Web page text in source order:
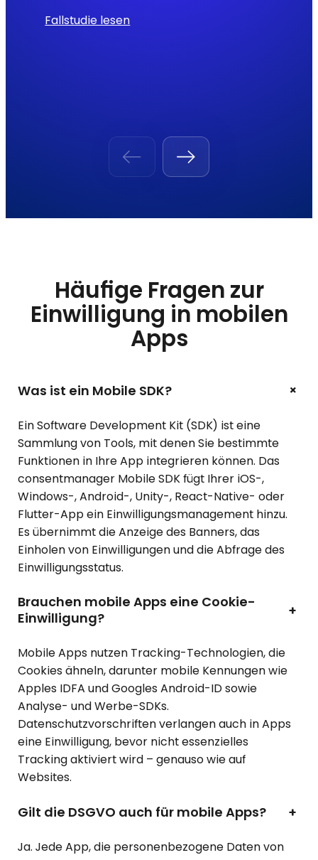
Fallstudie lesen
Häufige Fragen zur
Einwilligung in mobilen
Apps
Was ist ein Mobile SDK? +
Ein Software Development Kit (SDK) ist eine
Sammlung von Tools, mit denen Sie bestimmte
Funktionen in Ihre App integrieren können. Das
consentmanager Mobile SDK fügt Ihrer iOS-,
Windows-, Android-, Unity-, React-Native- oder
Flutter-App ein Einwilligungsmanagement hinzu.
Es übernimmt die Anzeige des Banners, das
Einholen von Einwilligungen und die Abfrage des
Einwilligungsstatus.
Brauchen mobile Apps eine Cookie-
Einwilligung?
+
Mobile Apps nutzen Tracking-Technologien, die
Cookies ähneln, darunter mobile Kennungen wie
Apples IDFA und Googles Android-ID sowie
Analyse- und Werbe-SDKs.
Datenschutzvorschriften verlangen auch in Apps
eine Einwilligung, bevor nicht essenzielles
Tracking aktiviert wird – genauso wie auf
Websites.
Gilt die DSGVO auch für mobile Apps? +
Ja. Jede App, die personenbezogene Daten von